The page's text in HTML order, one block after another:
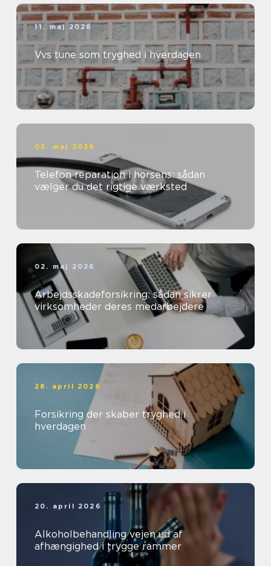
11. maj 2026
Vvs tune som tryghed i hverdagen
03. maj 2026
Telefon reparation i horsens: sådan
vælger du det rigtige værksted
02. maj 2026
Arbejdsskadeforsikring: sådan sikrer
virksomheder deres medarbejdere
28. april 2026
Forsikring der skaber tryghed i
hverdagen
20. april 2026
Alkoholbehandling vejen ud af
afhængighed i trygge rammer